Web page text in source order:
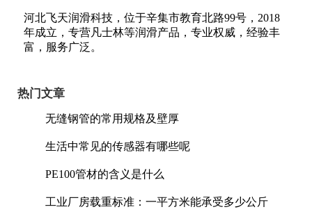
河北飞天润滑科技，位于辛集市教育北路99号，2018
年成立，专营凡士林等润滑产品，专业权威，经验丰
富，服务广泛。
热门文章
无缝钢管的常用规格及壁厚
生活中常见的传感器有哪些呢
PE100管材的含义是什么
工业厂房载重标准：一平方米能承受多少公斤